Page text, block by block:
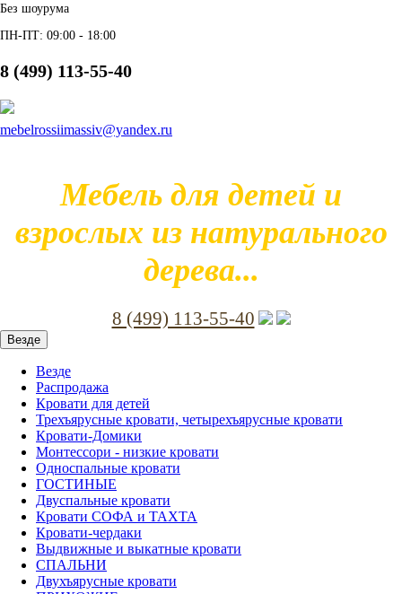
Без шоурума
ПН-ПТ: 09:00 - 18:00
8 (499) 113-55-40
mebelrossiimassiv@yandex.ru
Мебель для детей и
взрослых из натурального
дерева...
8 (499) 113-55-40
Везде
Везде
Распродажа
Кровати для детей
Трехъярусные кровати, четырехъярусные кровати
Кровати-Домики
Монтессори - низкие кровати
Односпальные кровати
ГОСТИНЫЕ
Двуспальные кровати
Кровати СОФА и ТАХТА
Кровати-чердаки
Выдвижные и выкатные кровати
СПАЛЬНИ
Двухъярусные кровати